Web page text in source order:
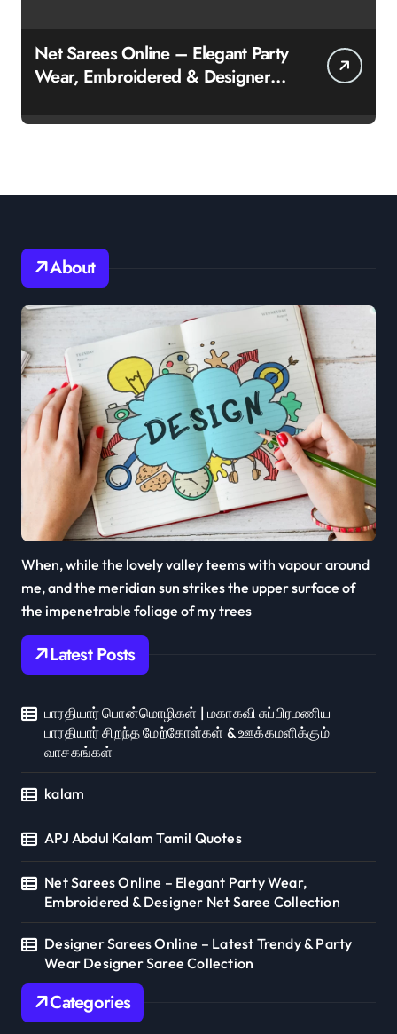
Net Sarees Online – Elegant Party
Wear, Embroidered & Designer
About
When, while the lovely valley teems with vapour around
me, and the meridian sun strikes the upper surface of
the impenetrable foliage of my trees
Latest Posts
பாரதியார் பொன்மொழிகள் | மகாகவி சுப்பிரமணிய
பாரதியார் சிறந்த மேற்கோள்கள் & ஊக்கமளிக்கும்
வாசகங்கள்
kalam
APJ Abdul Kalam Tamil Quotes
Net Sarees Online – Elegant Party Wear,
Embroidered & Designer Net Saree Collection
Designer Sarees Online – Latest Trendy & Party
Wear Designer Saree Collection
Categories